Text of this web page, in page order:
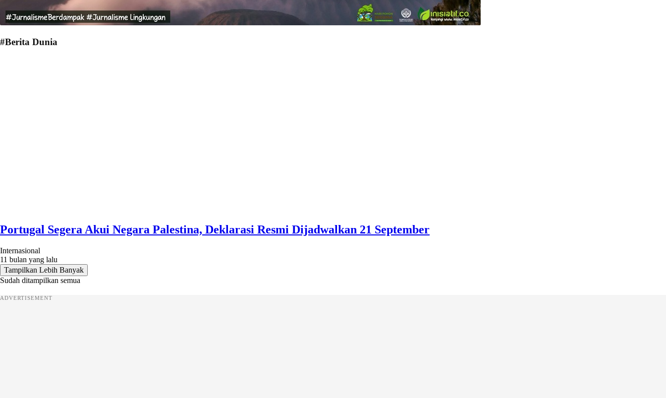
#Berita Dunia
Portugal Segera Akui Negara Palestina, Deklarasi Resmi Dijadwalkan 21 September
Internasional
11 bulan yang lalu
Tampilkan Lebih Banyak
Sudah ditampilkan semua
ADVERTISEMENT